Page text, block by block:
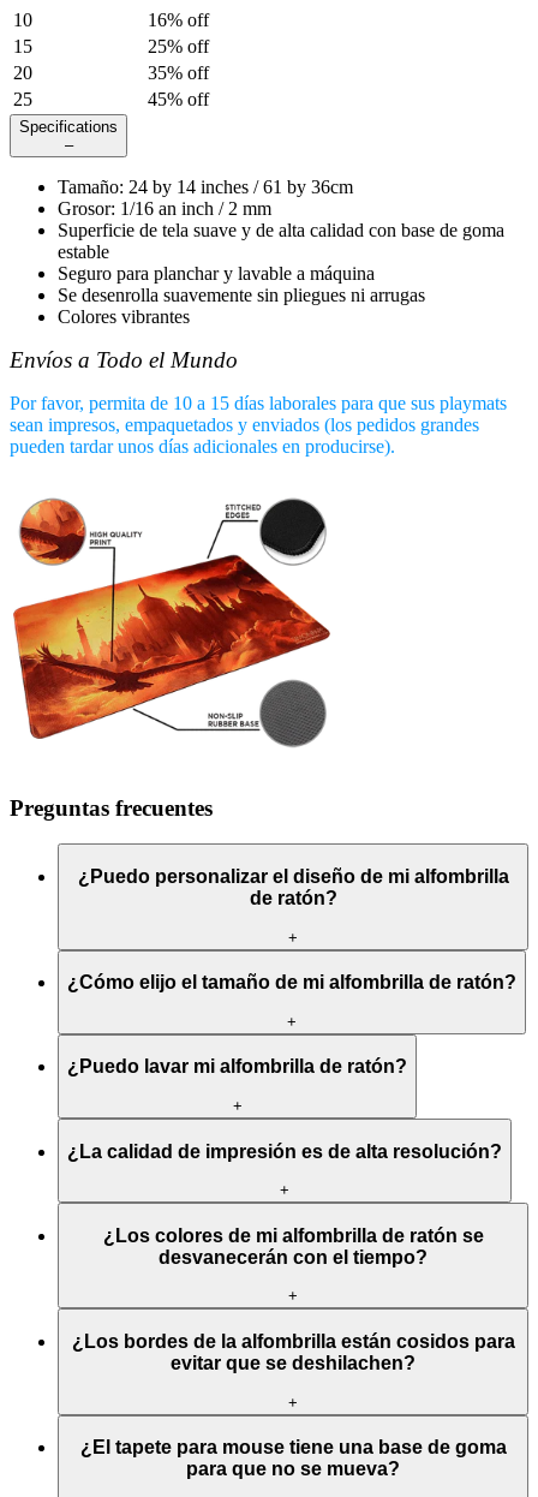
10
16% off
15
25% off
20
35% off
25
45% off
Specifications
–
Tamaño: 24 by 14 inches / 61 by 36cm
Grosor: 1/16 an inch / 2 mm
Superficie de tela suave y de alta calidad con base de goma
estable
Seguro para planchar y lavable a máquina
Se desenrolla suavemente sin pliegues ni arrugas
Colores vibrantes
Envíos a Todo el Mundo
Por favor, permita de 10 a 15 días laborales para que sus playmats
sean impresos, empaquetados y enviados (los pedidos grandes
pueden tardar unos días adicionales en producirse).
Preguntas frecuentes
¿Puedo personalizar el diseño de mi alfombrilla
de ratón?
+
¿Cómo elijo el tamaño de mi alfombrilla de ratón?
+
¿Puedo lavar mi alfombrilla de ratón?
+
¿La calidad de impresión es de alta resolución?
+
¿Los colores de mi alfombrilla de ratón se
desvanecerán con el tiempo?
+
¿Los bordes de la alfombrilla están cosidos para
evitar que se deshilachen?
+
¿El tapete para mouse tiene una base de goma
para que no se mueva?